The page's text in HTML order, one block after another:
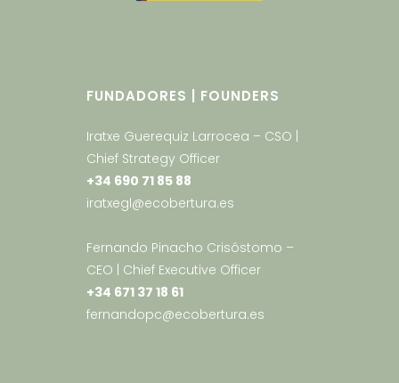
FUNDADORES | FOUNDERS
Iratxe Guerequiz Larrocea – CSO |
Chief Strategy Officer
+34 690 71 85 88
iratxegl@ecobertura.es
Fernando Pinacho Crisóstomo –
CEO | Chief Executive Officer
+34 671 37 18 61
fernandopc@ecobertura.es